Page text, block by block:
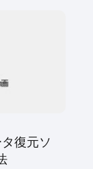
復元ソ